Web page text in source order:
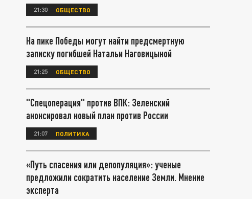
21:30 ОБЩЕСТВО
На пике Победы могут найти предсмертную
записку погибшей Натальи Наговицыной
21:25 ОБЩЕСТВО
"Спецоперация" против ВПК: Зеленский
анонсировал новый план против России
21:07 ПОЛИТИКА
«Путь спасения или депопуляция»: ученые
предложили сократить население Земли. Мнение
эксперта